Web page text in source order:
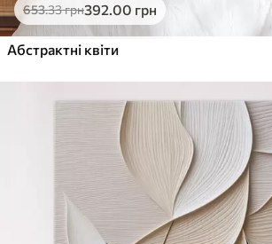
653.33грн392.00 грн
Абстрактні квіти